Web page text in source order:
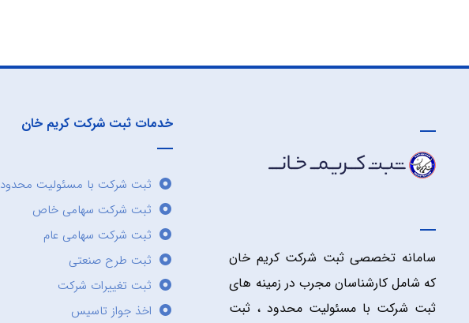
سامانه تخصصی ثبت شرکت کریم خان
که شامل کارشناسان مجرب در زمینه های
ثبت شرکت با مسئولیت محدود ، ثبت
خدمات ثبت شرکت کریم خان
ثبت شرکت با مسئولیت محدود
ثبت شرکت سهامی خاص
ثبت شرکت سهامی عام
ثبت طرح صنعتی
ثبت تغییرات شرکت
اخذ جواز تاسیس